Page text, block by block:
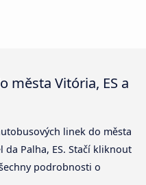
města Vitória, ES a
linek do města
da Palha, ES. Stačí kliknout
podrobnosti o